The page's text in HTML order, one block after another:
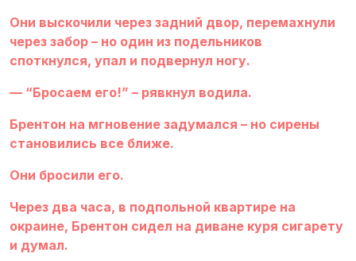
Они выскочили через задний двор, перемахнули
через забор – но один из подельников
споткнулся, упал и подвернул ногу.
— “Бросаем его!” – рявкнул водила.
Брентон на мгновение задумался – но сирены
становились все ближе.
Они бросили его.
Через два часа, в подпольной квартире на
окраине, Брентон сидел на диване куря сигарету
и думал.